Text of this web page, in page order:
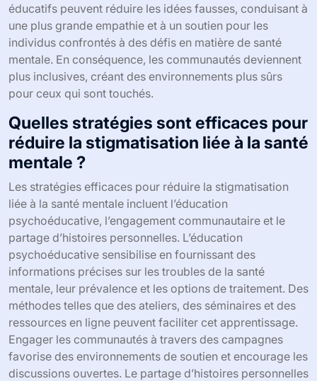
éducatifs peuvent réduire les idées fausses, conduisant à
une plus grande empathie et à un soutien pour les
individus confrontés à des défis en matière de santé
mentale. En conséquence, les communautés deviennent
plus inclusives, créant des environnements plus sûrs
pour ceux qui sont touchés.
Quelles stratégies sont efficaces pour
réduire la stigmatisation liée à la santé
mentale ?
Les stratégies efficaces pour réduire la stigmatisation
liée à la santé mentale incluent l’éducation
psychoéducative, l’engagement communautaire et le
partage d’histoires personnelles. L’éducation
psychoéducative sensibilise en fournissant des
informations précises sur les troubles de la santé
mentale, leur prévalence et les options de traitement. Des
méthodes telles que des ateliers, des séminaires et des
ressources en ligne peuvent faciliter cet apprentissage.
Engager les communautés à travers des campagnes
favorise des environnements de soutien et encourage les
discussions ouvertes. Le partage d’histoires personnelles